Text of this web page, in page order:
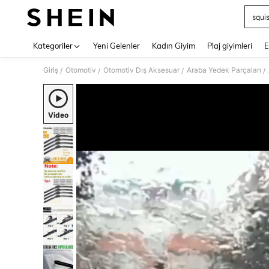
Kategoriler Yeni Gelenler Kadın Giyim Plaj giyimleri
Giriş / Otomotiv / Otomotiv Dış Aksesuar / Araba Yedek Parçaları /
Video